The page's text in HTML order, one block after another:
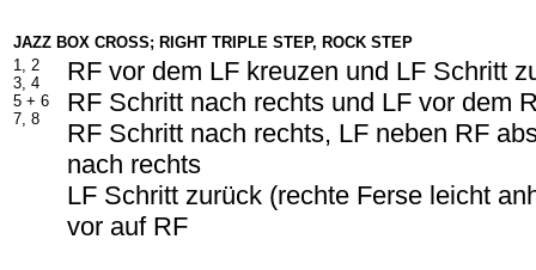
JAZZ BOX CROSS; RIGHT TRIPLE STEP, ROCK STEP
1, 2
3, 4
5 + 6
7, 8
RF vor dem LF kreuzen und LF Schritt
RF Schritt nach rechts und LF vor dem
RF Schritt nach rechts, LF neben RF
nach rechts
LF Schritt zurück (rechte Ferse leicht
vor auf RF